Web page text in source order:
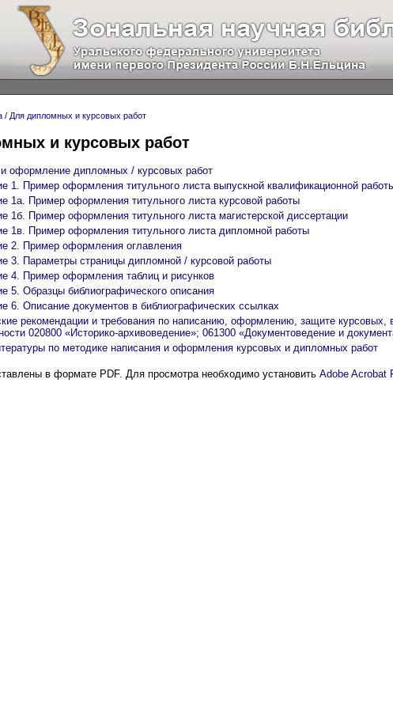
/ Для дипломных и курсовых работ
и курсовых работ
и оформление дипломных / курсовых работ
1. Пример оформления титульного листа выпускной квалификационной
1а. Пример оформления титульного листа курсовой работы
1б. Пример оформления титульного листа магистерской диссертации
1в. Пример оформления титульного листа дипломной работы
2. Пример оформления оглавления
3. Параметры страницы дипломной / курсовой работы
4. Пример оформления таблиц и рисунков
5. Образцы библиографического описания
6. Описание документов в библиографических ссылках
рекомендации и требования по написанию, оформлению, защите
020800 «Историко-архивоведение»; 061300 «Документоведение и
по методике написания и оформления курсовых и дипломных работ
в формате PDF. Для просмотра необходимо установить Adobe Acrobat